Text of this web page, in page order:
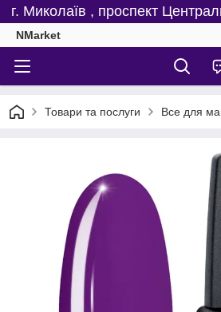
г. Миколаїв , проспект
NMarket
Товари та послуги Все для